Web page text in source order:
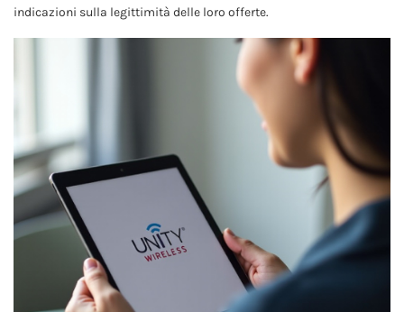
indicazioni sulla legittimità delle loro offerte.